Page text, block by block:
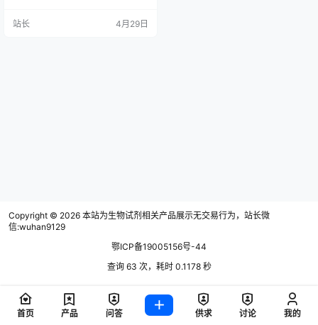
药残留不超标？农药残留的标准有
站长 4月29日
Copyright © 2026 本站为生物试剂相关产品展示无交易行为，站长微
信:wuhan9129
鄂ICP备19005156号-44
查询 63 次，耗时 0.1178 秒
首页 产品 问答 供求 讨论 我的